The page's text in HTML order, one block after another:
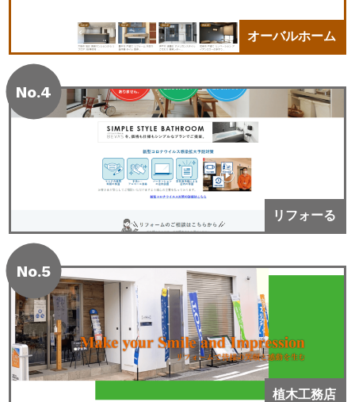
オーバルホーム
No.4
リフォーる
No.5
植木工務店